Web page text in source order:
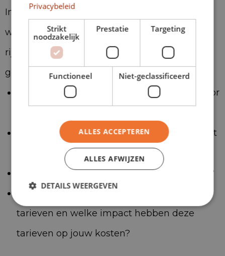
In ons whitepaper ‘Mobiliteit in 2025’ hebben
we alle belangrijke wijzigingen voor je op een
rijtje gezet. Ontdek wat er verandert op het
gebied van:
– wat betekenen de nieuwe regels voor
Bijtelling– voor welke voertuigen verandert
de bijtelling en wat betekent dit voor jou?
– welke subsidies verdwijnen er?
Wegenbelasting
tarieven en welke impact hebben deze
tarieven op jouw kosten?
Privacybeleid
Strikt
noodzakelijk
Prestatie Targeting
Functioneel Niet-geclassificeerd
ALLES ACCEPTEREN
ALLES AFWIJZEN
DETAILS WEERGEVEN